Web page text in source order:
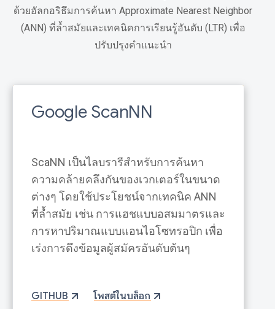
ด้วยอัลกอริธึมการค้นหา Approximate Nearest Neighbor
(ANN) ที่ล้ำสมัยและเทคนิคการเรียนรู้อันดับ (LTR) เพื่อ
ปรับปรุงคำแนะนำ
Google ScanNN
ScaNN เป็นไลบรารีสำหรับการค้นหา
ความคล้ายคลึงกันของเวกเตอร์ในขนาด
ต่างๆ โดยใช้ประโยชน์จากเทคนิค ANN
ที่ล้ำสมัย เช่น การแฮชแบบอสมมาตรและ
การหาปริมาณแบบแอนไอโซทรอปิก เพื่อ
เร่งการดึงข้อมูลผู้สมัครอันดับต้นๆ
GITHUB โพสต์ในบล็อก